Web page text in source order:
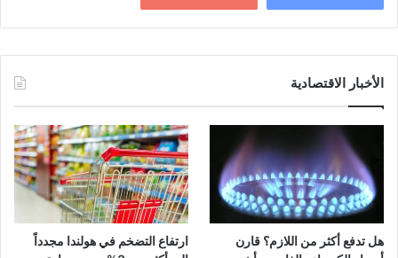
الأخبار الاقتصادية
هل تدفع أكثر من اللازم؟ قارن
ارتفاع التضخم في هولندا مجدداً